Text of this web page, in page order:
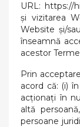
URL: https://
şi vizitarea
Website şi/
înseamnă
acestor
Prin
acord că: (i)
acționați în
altă
persoane